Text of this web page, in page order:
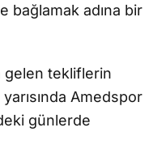
bağlamak adına bir
gelen tekliflerin
Amedspor
günlerde